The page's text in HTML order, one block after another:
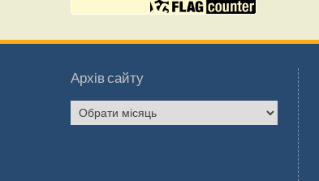
Архів сайту
Архів
сайту